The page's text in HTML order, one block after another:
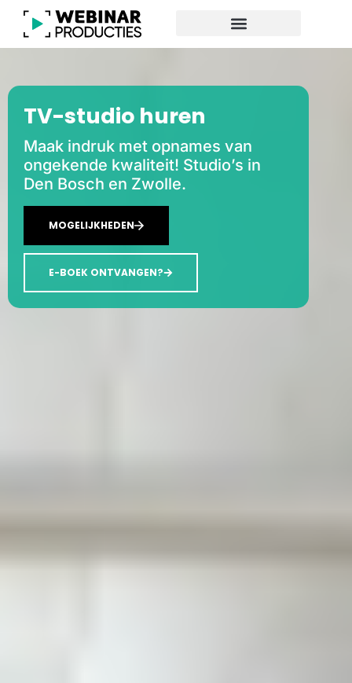
TV-studio huren
Maak indruk met opnames van
ongekende kwaliteit! Studio’s in
Den Bosch en Zwolle.
MOGELIJKHEDEN
E-BOEK ONTVANGEN?